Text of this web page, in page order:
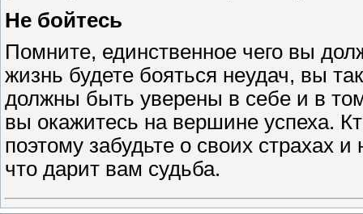
Не бойтесь
Помните, единственное чего вы
жизнь будете бояться неудач, вы
должны быть уверены в себе и в
вы окажитесь на вершине успеха.
поэтому забудьте о своих страхах
что дарит вам судьба.